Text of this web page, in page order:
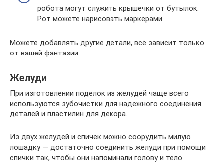
робота могут служить крышечки от бутылок.
Рот можете нарисовать маркерами.
Можете добавлять другие детали, всё зависит только
от вашей фантазии.
Желуди
При изготовлении поделок из желудей чаще всего
используются зубочистки для надежного соединения
деталей и пластилин для декора.
Из двух желудей и спичек можно соорудить милую
лошадку — достаточно соединить желуди при помощи
спички так, чтобы они напоминали голову и тело